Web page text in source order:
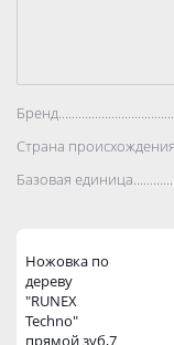
Страна
Базовая
Ножовка по
дереву
"RUNEX
Techno"
прямой зуб,7